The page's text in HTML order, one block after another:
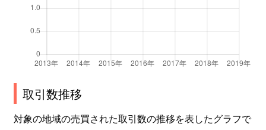
取引数推移
対象の地域の売買された取引数の推移を表したグラフで